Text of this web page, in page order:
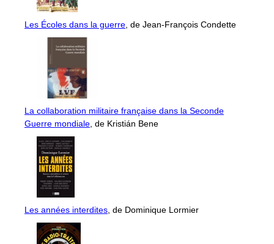
Les Écoles dans la guerre , de Jean-François Condette
La collaboration militaire française dans la Seconde
Guerre mondiale , de Kristián Bene
Les années interdites , de Dominique Lormier